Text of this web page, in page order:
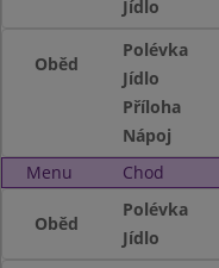
Jídlo
Oběd
Polévka
Jídlo
Příloha
Nápoj
Menu
Chod
Oběd
Polévka
Jídlo